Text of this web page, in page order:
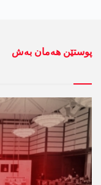
پوستێن ھەمان بەش